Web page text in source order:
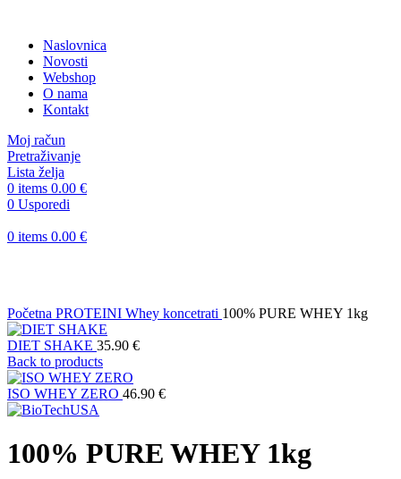
Naslovnica
Novosti
Webshop
O nama
Kontakt
Moj račun
Pretraživanje
Lista želja
0 items 0.00 €
0 Usporedi
0 items 0.00 €
Početna PROTEINI Whey koncetrati 100% PURE WHEY 1kg
DIET SHAKE 35.90 €
Back to products
ISO WHEY ZERO 46.90 €
100% PURE WHEY 1kg